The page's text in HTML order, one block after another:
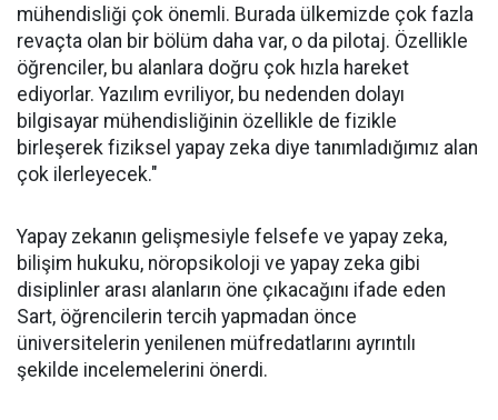
mühendisliği çok önemli. Burada ülkemizde çok fazla
revaçta olan bir bölüm daha var, o da pilotaj. Özellikle
öğrenciler, bu alanlara doğru çok hızla hareket
ediyorlar. Yazılım evriliyor, bu nedenden dolayı
bilgisayar mühendisliğinin özellikle de fizikle
birleşerek fiziksel yapay zeka diye tanımladığımız alan
çok ilerleyecek."
Yapay zekanın gelişmesiyle felsefe ve yapay zeka,
bilişim hukuku, nöropsikoloji ve yapay zeka gibi
disiplinler arası alanların öne çıkacağını ifade eden
Sart, öğrencilerin tercih yapmadan önce
üniversitelerin yenilenen müfredatlarını ayrıntılı
şekilde incelemelerini önerdi.